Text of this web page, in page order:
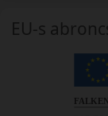
EU-s